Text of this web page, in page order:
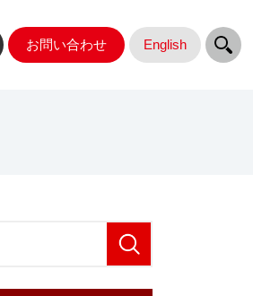
お問い合わせ English